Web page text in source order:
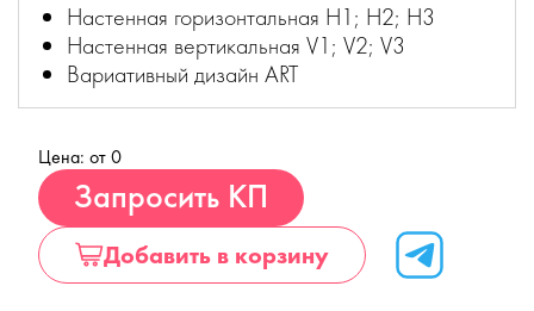
Настенная горизонтальная H1; Н2; Н3
Настенная вертикальная V1; V2; V3
Вариативный дизайн ART
Цена: от 0
Запросить КП
Добавить в корзину